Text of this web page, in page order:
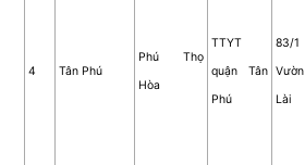
4 Tân Phú
Phú Thọ
Hòa
TTYT
quận Tân
Phú
83/1
Vườn
Lài